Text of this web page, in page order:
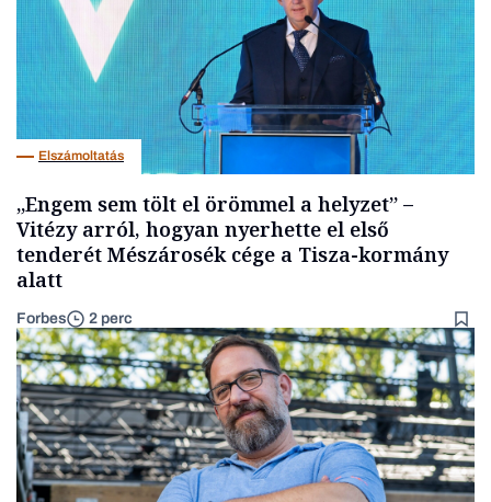
Elszámoltatás
„Engem sem tölt el örömmel a helyzet” –
Vitézy arról, hogyan nyerhette el első
tenderét Mészárosék cége a Tisza-kormány
alatt
Forbes 2 perc